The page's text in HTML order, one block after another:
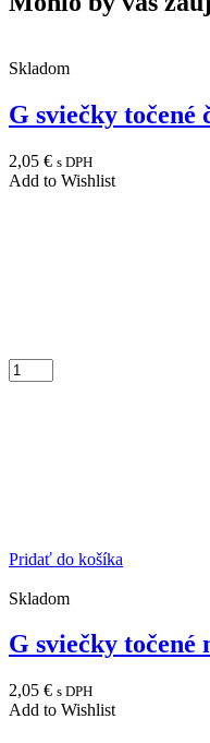
Skladom
G sviečky točené
2,05 € s DPH
Add to Wishlist
Pridať do košíka
Skladom
G sviečky
2,05 € s DPH
Add to Wishlist